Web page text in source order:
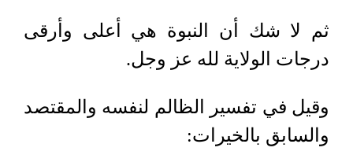
ثم لا شك أن النبوة هي أعلى وأرقى
درجات الولاية لله عز وجل.
وقيل في تفسير الظالم لنفسه والمقتصد
والسابق بالخيرات: